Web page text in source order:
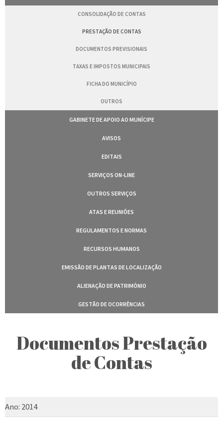
CONSOLIDAÇÃO DE CONTAS
PRESTAÇÃO DE CONTAS
DOCUMENTOS PREVISIONAIS
TAXAS E IMPOSTOS MUNICIPAIS
FICHA DO MUNICÍPIO
OUTROS
GABINETE DE APOIO AO MUNÍCIPE
AVISOS
EDITAIS
SERVIÇOS ON-LINE
OUTROS SERVIÇOS
ATAS E REUNIÕES
REGULAMENTOS E NORMAS
RECURSOS HUMANOS
EMISSÃO DE PLANTAS DE LOCALIZAÇÃO
ALIENAÇÃO DE PATRIMÓNIO
GESTÃO DE OCORRÊNCIAS
Documentos Prestação
de Contas
Ano: 2014